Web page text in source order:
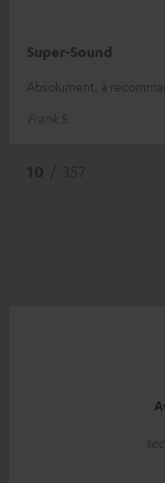
Super-Sound
Absolument, à
Frank S.